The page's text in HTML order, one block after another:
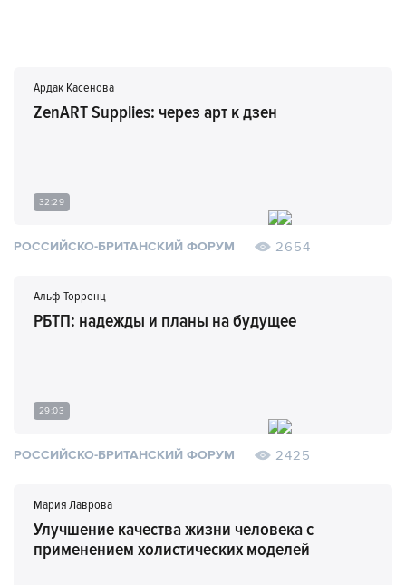
Ардак Касенова
ZenART Supplies: через арт к дзен
32:29
РОССИЙСКО-БРИТАНСКИЙ ФОРУМ 2654
Альф Торренц
РБТП: надежды и планы на будущее
29:03
РОССИЙСКО-БРИТАНСКИЙ ФОРУМ 2425
Мария Лаврова
Улучшение качества жизни человека с
применением холистических моделей